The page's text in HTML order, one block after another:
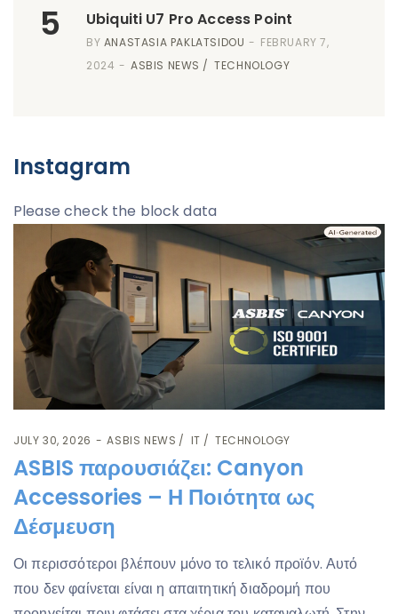
5 Ubiquiti U7 Pro Access Point
BY ANASTASIA PAKLATSIDOU
FEBRUARY 7,
2024
ASBIS NEWS TECHNOLOGY
Instagram
Please check the block data
JULY 30, 2026 ASBIS NEWS IT TECHNOLOGY
ASBIS παρουσιάζει: Canyon
Accessories – Η Ποιότητα ως
Δέσμευση
Οι περισσότεροι βλέπουν μόνο το τελικό προϊόν. Αυτό
που δεν φαίνεται είναι η απαιτητική διαδρομή που